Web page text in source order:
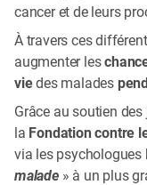
cancer et de leurs
À travers ces
augmenter les
viedes malades
Grâce au soutien
la Fondation contre
via les psychologues
malade » à un plus